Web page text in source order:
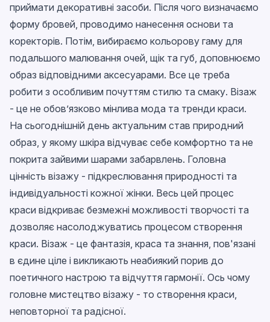
приймати декоративні засоби. Після чого визначаємо
форму бровей, проводимо нанесення основи та
коректорів. Потім, вибираємо кольорову гаму для
подальшого малювання очей, щік та губ, доповнюємо
образ відповідними аксесуарами. Все це треба
робити з особливим почуттям стилю та смаку. Візаж
- це не обов’язково мінлива мода та тренди краси.
На сьогоднішній день актуальним став природний
образ, у якому шкіра відчуває себе комфортно та не
покрита зайвими шарами забарвлень. Головна
цінність візажу - підкреслювання природності та
індивідуальності кожної жінки. Весь цей процес
краси відкриває безмежні можливості творчості та
дозволяє насолоджуватись процесом створення
краси. Візаж - це фантазія, краса та знання, пов'язані
в єдине ціле і викликають неабиякий порив до
поетичного настрою та відчуття гармонії. Ось чому
головне мистецтво візажу - то створення краси,
неповторної та радісної.